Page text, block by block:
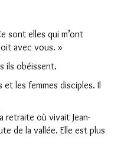
sont elles qui m’ont
avec vous. »
ils obéissent.
les femmes disciples. Il
retraite où vivait Jean-
de la vallée. Elle est plus